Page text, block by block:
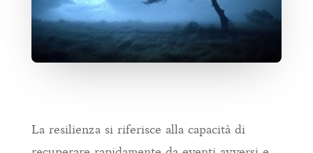
La resilienza si riferisce alla capacità di